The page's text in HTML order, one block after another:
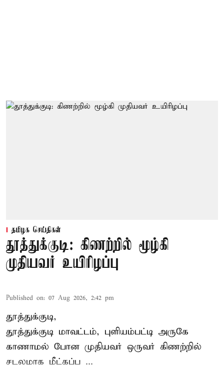
தமிழக செய்திகள்
தூத்துக்குடி: கிணற்றில் மூழ்கி
முதியவர் உயிரிழப்பு
Published on: 07 Aug 2026, 2:42 pm
தூத்துக்குடி,
தூத்துக்குடி மாவட்டம், புளியம்பட்டி அருகே
காணாமல் போன முதியவர் ஒருவர் கிணற்றில்
சடலமாக மீட்கப்ப ...